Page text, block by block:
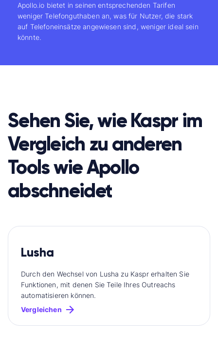
Apollo.io bietet in seinen entsprechenden Tarifen
weniger Telefonguthaben an, was für Nutzer, die stark
auf Telefoneinsätze angewiesen sind, weniger ideal sein
könnte.
Sehen Sie, wie Kaspr im
Vergleich zu anderen
Tools wie Apollo
abschneidet
Lusha
Durch den Wechsel von Lusha zu Kaspr erhalten Sie
Funktionen, mit denen Sie Teile Ihres Outreachs
automatisieren können.
Vergleichen